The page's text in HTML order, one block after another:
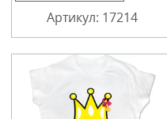
Артикул: 17214